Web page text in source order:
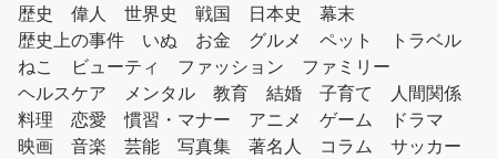
歴史
偉人 世界史 戦国 日本史
幕末
歴史上の事件
いぬ お金 グルメ ペット
トラベル
ねこ
ビューティ ファッション
ファミリー
ヘルスケア
メンタル 教育 結婚 子育て
人間関係
料理
恋愛 慣習・マナー アニメ ゲーム
ドラマ
映画
音楽 芸能 写真集 著名人 コラム
サッカー